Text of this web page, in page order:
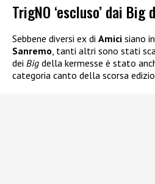
TrigNO ‘escluso’ dai Big
Sebbene diversi ex di Amici siano
Sanremo, tanti altri sono stati
dei Big della kermesse è stato
categoria canto della scorsa